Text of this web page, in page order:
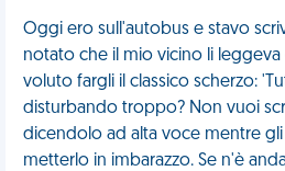
Oggi ero sull'autobus e stavo
notato che il mio vicino li
voluto fargli il classico scherzo:
disturbando troppo? Non vuoi
dicendolo ad alta voce mentre
metterlo in imbarazzo. Se n'è